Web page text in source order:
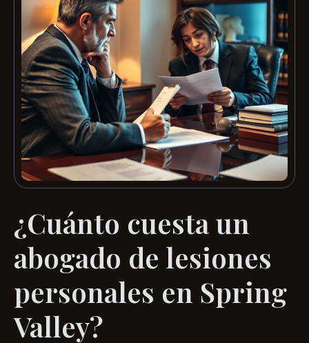
¿Cuánto cuesta un
abogado de lesiones
personales en Spring
Valley?